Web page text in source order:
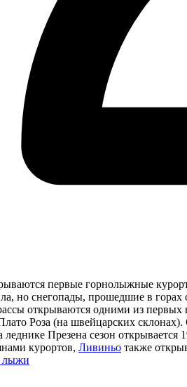
первые горнолыжные
но снегопады, прошедшие в
открываются одними из первых
Роза (на швейцарских
Презена сезон открывается
курортов, Ливиньо также
лыжи